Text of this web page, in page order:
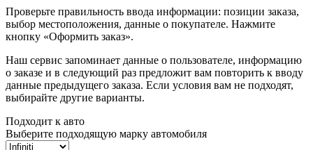
Проверьте правильность ввода информации: позиции заказа,
выбор местоположения, данные о покупателе. Нажмите
кнопку «Оформить заказ».
Наш сервис запоминает данные о пользователе, информацию
о заказе и в следующий раз предложит вам повторить к вводу
данные предыдущего заказа. Если условия вам не подходят,
выбирайте другие варианты.
Подходит к авто
Выберите подходящую марку автомобиля